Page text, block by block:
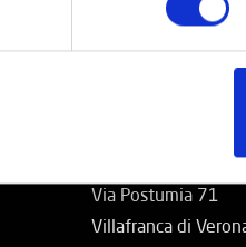
Via Postumia 71
Villafranca di